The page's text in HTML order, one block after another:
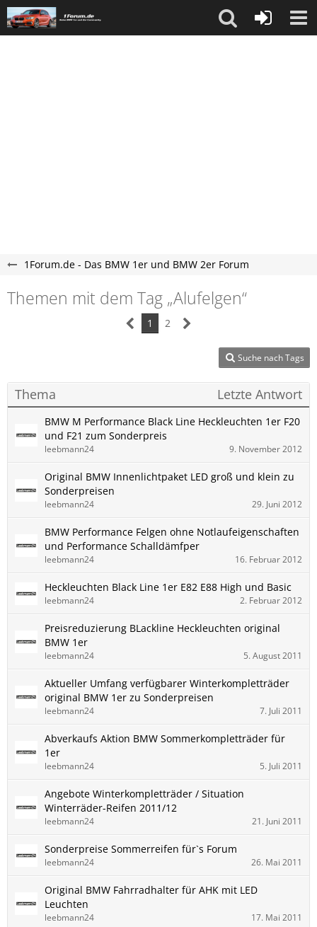
1Forum.de - Das BMW 1er und BMW 2er Forum
Themen mit dem Tag „Alufelgen“
1 2
Suche nach Tags
Thema Letzte Antwort
BMW M Performance Black Line Heckleuchten 1er F20
und F21 zum Sonderpreis
leebmann24 9. November 2012
Original BMW Innenlichtpaket LED groß und klein zu
Sonderpreisen
leebmann24 29. Juni 2012
BMW Performance Felgen ohne Notlaufeigenschaften
und Performance Schalldämfper
leebmann24 16. Februar 2012
Heckleuchten Black Line 1er E82 E88 High und Basic
leebmann24 2. Februar 2012
Preisreduzierung BLackline Heckleuchten original
BMW 1er
leebmann24 5. August 2011
Aktueller Umfang verfügbarer Winterkompletträder
original BMW 1er zu Sonderpreisen
leebmann24 7. Juli 2011
Abverkaufs Aktion BMW Sommerkompletträder für
1er
leebmann24 5. Juli 2011
Angebote Winterkompletträder / Situation
Winterräder-Reifen 2011/12
leebmann24 21. Juni 2011
Sonderpreise Sommerreifen für`s Forum
leebmann24 26. Mai 2011
Original BMW Fahrradhalter für AHK mit LED
Leuchten
leebmann24 17. Mai 2011